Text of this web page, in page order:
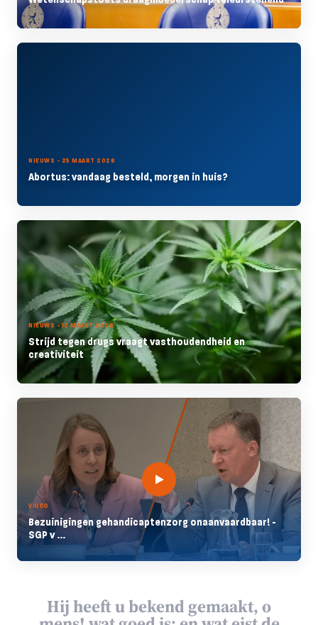
NIEUWS - 25 MAART 2026
Abortus: vandaag besteld, morgen in huis?
NIEUWS - 12 MAART 2026
Strijd tegen drugs vraagt vasthoudendheid en
creativiteit
VIDEO
Bezuinigingen gehandicaptenzorg onaanvaardbaar! -
SGP v ...
Hij heeft u bekend gemaakt, o